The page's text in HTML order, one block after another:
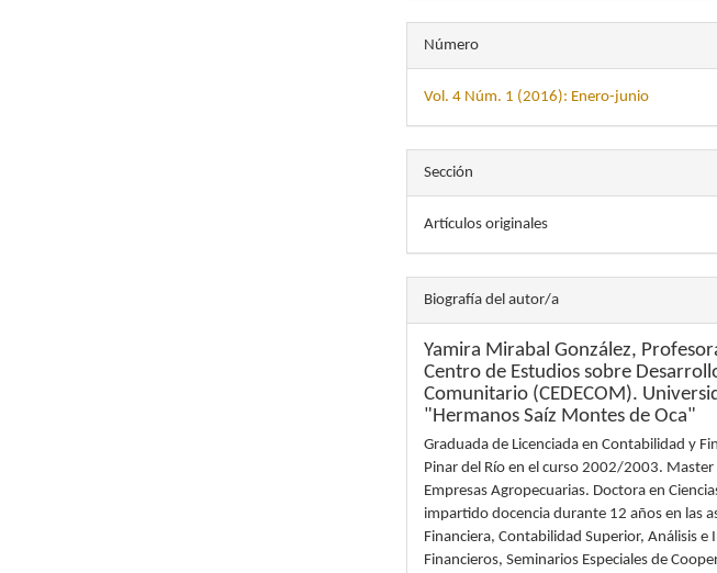
Número
Vol. 4 Núm. 1 (2016): Enero-junio
Sección
Artículos originales
Biografía del autor/a
Yamira Mirabal González,
Centro de Estudios sobre
Comunitario (CEDECOM).
"Hermanos Saíz Montes de Oca"
Graduada de Licenciada en Contabilidad y
Pinar del Río en el curso 2002/2003.
Empresas Agropecuarias. Doctora en
impartido docencia durante 12 años en las
Financiera, Contabilidad Superior, Análisis
Financieros, Seminarios Especiales de